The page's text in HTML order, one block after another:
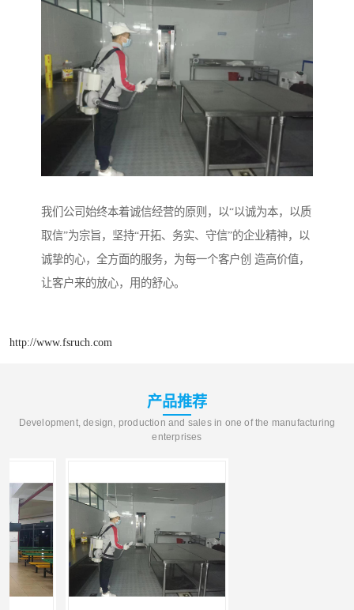
我们公司始终本着诚信经营的原则，以“以诚为本，以质
取信”为宗旨，坚持“开拓、务实、守信”的企业精神，以
诚挚的心，全方面的服务，为每一个客户创 造高价值，
让客户来的放心，用的舒心。
http://www.fsruch.com
产品推荐
Development, design, production and sales in one of the manufacturing
enterprises